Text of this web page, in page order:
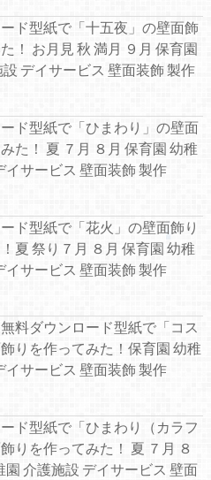
ド型紙で「十五夜」の壁面飾
！ お月見 秋 満月 ９月 保育園
デイサービス 壁面装飾 製作
ド型紙で「ひまわり」の壁面
た！ 夏 ７月 ８月 保育園 幼稚
イサービス 壁面装飾 製作
ド型紙で「花火」の壁面飾り
夏 祭り７月 ８月 保育園 幼稚
イサービス 壁面装飾 製作
無料ダウンロード型紙で「コス
りを作ってみた！保育園 幼稚
イサービス 壁面装飾 製作
ド型紙で「ひまわり（カラフ
りを作ってみた！ 夏 ７月 ８
園 介護施設 デイサービス 壁面